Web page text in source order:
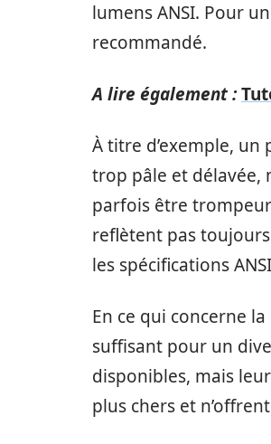
lumens ANSI. Pour
recommandé.
A lire également :
À titre d’exemple,
trop pâle et délavée,
parfois être
reflètent pas
les spécifications
En ce qui concerne
suffisant pour un
disponibles, mais
plus chers et